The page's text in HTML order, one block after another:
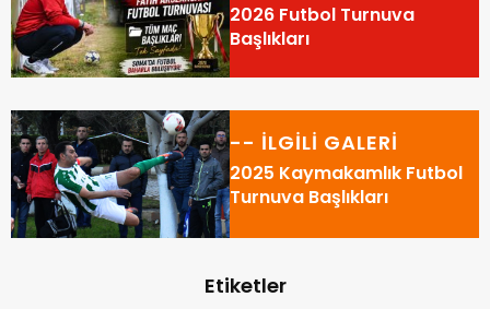
2026 Futbol Turnuva
Başlıkları
-- İLGİLİ GALERİ
2025 Kaymakamlık Futbol
Turnuva Başlıkları
Etiketler